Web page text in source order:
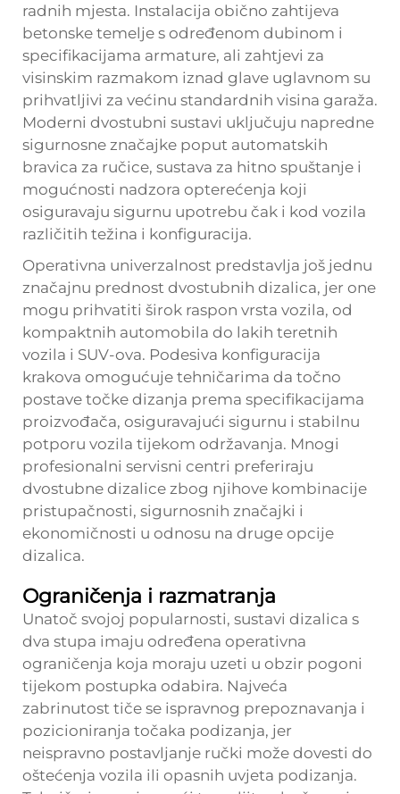
radnih mjesta. Instalacija obično zahtijeva
betonske temelje s određenom dubinom i
specifikacijama armature, ali zahtjevi za
visinskim razmakom iznad glave uglavnom su
prihvatljivi za većinu standardnih visina garaža.
Moderni dvostubni sustavi uključuju napredne
sigurnosne značajke poput automatskih
bravica za ručice, sustava za hitno spuštanje i
mogućnosti nadzora opterećenja koji
osiguravaju sigurnu upotrebu čak i kod vozila
različitih težina i konfiguracija.
Operativna univerzalnost predstavlja još jednu
značajnu prednost dvostubnih dizalica, jer one
mogu prihvatiti širok raspon vrsta vozila, od
kompaktnih automobila do lakih teretnih
vozila i SUV-ova. Podesiva konfiguracija
krakova omogućuje tehničarima da točno
postave točke dizanja prema specifikacijama
proizvođača, osiguravajući sigurnu i stabilnu
potporu vozila tijekom održavanja. Mnogi
profesionalni servisni centri preferiraju
dvostubne dizalice zbog njihove kombinacije
pristupačnosti, sigurnosnih značajki i
ekonomičnosti u odnosu na druge opcije
dizalica.
Ograničenja i razmatranja
Unatoč svojoj popularnosti, sustavi dizalica s
dva stupa imaju određena operativna
ograničenja koja moraju uzeti u obzir pogoni
tijekom postupka odabira. Najveća
zabrinutost tiče se ispravnog prepoznavanja i
pozicioniranja točaka podizanja, jer
neispravno postavljanje ručki može dovesti do
oštećenja vozila ili opasnih uvjeta podizanja.